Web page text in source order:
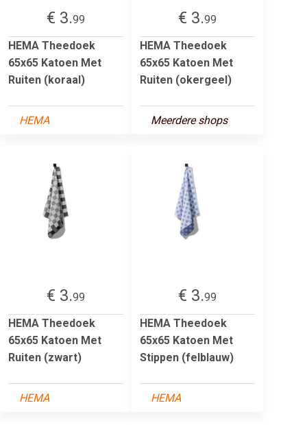
€ 3.99
HEMA Theedoek
65x65 Katoen Met
Ruiten (koraal)
HEMA
€ 3.99
HEMA Theedoek
65x65 Katoen Met
Ruiten (okergeel)
Meerdere shops
€ 3.99
HEMA Theedoek
65x65 Katoen Met
Ruiten (zwart)
HEMA
€ 3.99
HEMA Theedoek
65x65 Katoen Met
Stippen (felblauw)
HEMA